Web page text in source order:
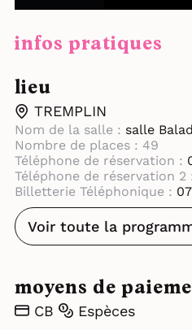
infos pratiques
lieu
TREMPLIN
Nom de la salle : salle
Nombre de places : 49
Téléphone de réservation :
Téléphone de réservation 2
Billetterie Téléphonique :
Voir toute la
moyens de
CB Espèces